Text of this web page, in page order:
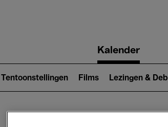
navigationKalender
Tentoonstellingen Films Lezingen &